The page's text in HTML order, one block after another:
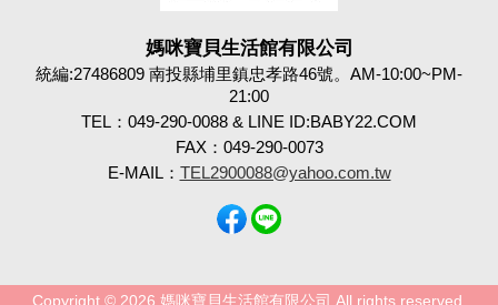
媽咪寶貝生活館有限公司
統編:27486809 南投縣埔里鎮忠孝路46號。AM-10:00~PM-
21:00
TEL：049-290-0088 & LINE ID:BABY22.COM
FAX：049-290-0073
E-MAIL： TEL2900088@yahoo.com.tw
Copyright © 2026 媽咪寶貝生活館有限公司 All rights reserved.